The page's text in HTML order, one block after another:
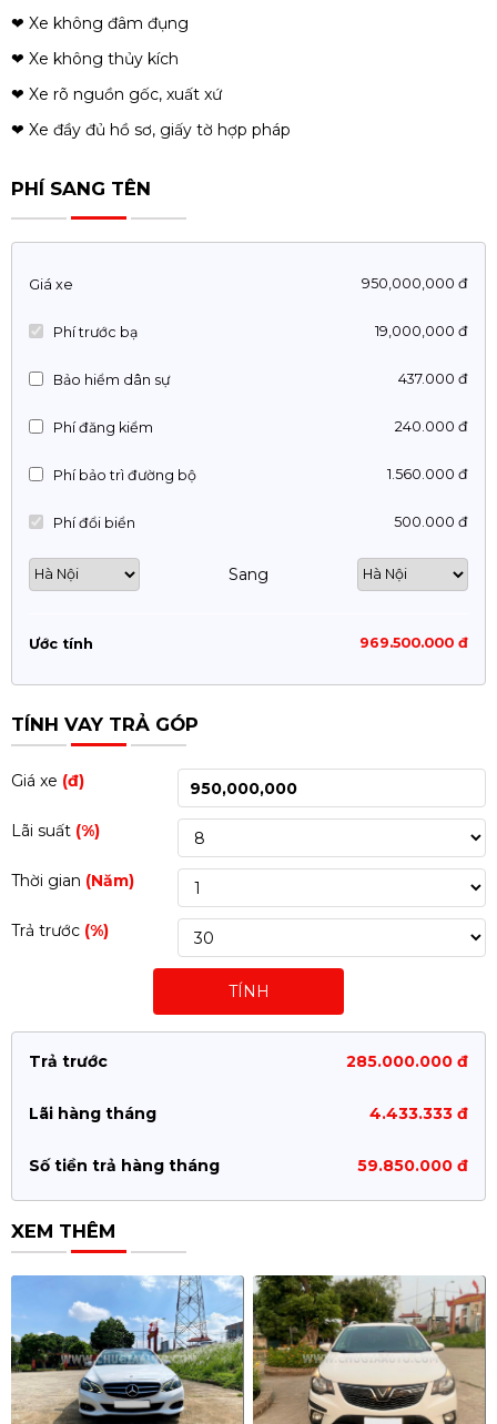
❤ Xe không đâm đụng
❤ Xe không thủy kích
❤ Xe rõ nguồn gốc, xuất xứ
❤ Xe đầy đủ hồ sơ, giấy tờ hợp pháp
PHÍ SANG TÊN
Giá xe 950,000,000 đ
Phí trước bạ 19,000,000 đ
Bảo hiểm dân sự 437.000 đ
Phí đăng kiểm 240.000 đ
Phí bảo trì đường bộ 1.560.000 đ
Phí đổi biển 500.000 đ
Sang
Ước tính 969.500.000 đ
TÍNH VAY TRẢ GÓP
Giá xe (đ)
Lãi suất (%)
Thời gian (Năm)
Trả trước (%)
TÍNH
Trả trước 285.000.000 đ
Lãi hàng tháng 4.433.333 đ
Số tiền trả hàng tháng 59.850.000 đ
XEM THÊM